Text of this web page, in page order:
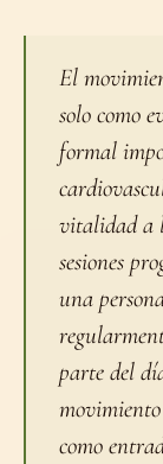
El
solo como
formal
vitalidad a
sesiones
una
parte del
como